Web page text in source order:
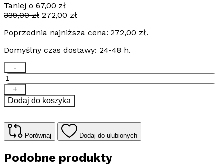
Taniej o 67,00 zł
339,00zł Pierwotna
wynosiła:
272,00 złAktualna
wynosi:
Poprzednia najniższa cena: 272,00 zł.
Domyślny czas dostawy: 24-48 h.
ilość
Mata
grzewcza
TV
T0
do
ogrzewania
podłogowego
1,5m2
/
-
+
Dodaj do koszyka
Porównaj Dodaj do ulubionych
Podobne produkty